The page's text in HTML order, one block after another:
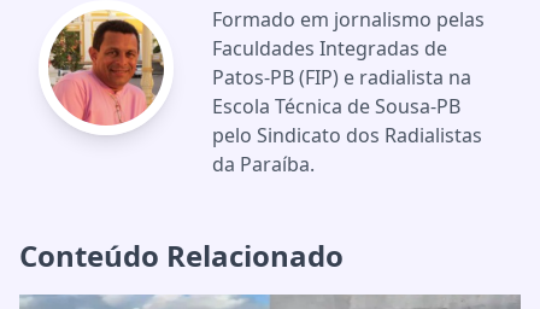
Formado em jornalismo pelas
Faculdades Integradas de
Patos-PB (FIP) e radialista na
Escola Técnica de Sousa-PB
pelo Sindicato dos Radialistas
da Paraíba.
Conteúdo Relacionado